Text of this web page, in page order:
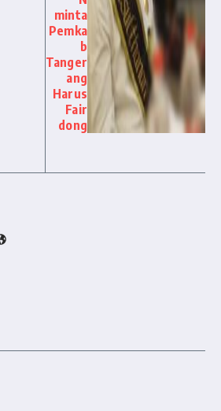
minta
Pemka
b
Tanger
ang
Harus
Fair
dong